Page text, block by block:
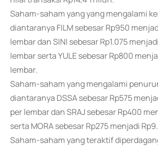
Saham-saham yang yang mengalami
diantaranya FILM sebesar Rp950
lembar dan SINI sebesar Rp1.075
lembar serta YULE sebesar Rp800
lembar.
Saham-saham yang mengalami
diantaranya DSSA sebesar Rp575
per lembar dan SRAJ sebesar Rp400
serta MORA sebesar Rp275 menjadi
Saham-saham yang teraktif